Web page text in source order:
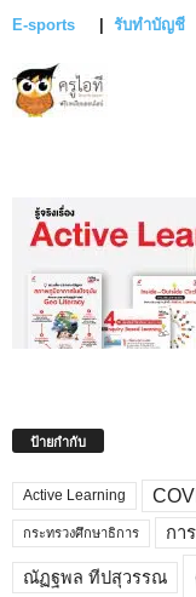
E-sports รับทำบัญชี
ป้ายกำกับ
Active Learning
กระทรวงศึกษาธิการ กา
ณัฏฐพล ทีปสุวรรณ